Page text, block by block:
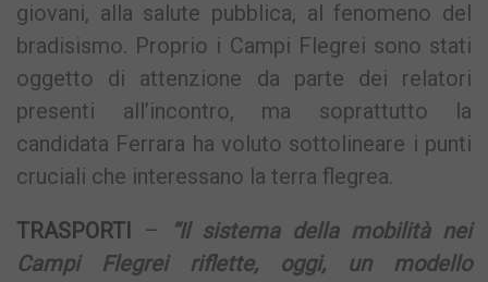
giovani, alla salute pubblica, al fenomeno del
bradisismo. Proprio i Campi Flegrei sono stati
oggetto di attenzione da parte dei relatori
presenti all’incontro, ma soprattutto la
candidata Ferrara ha voluto sottolineare i punti
cruciali che interessano la terra flegrea.
TRASPORTI –
“Il sistema della mobilità nei
Campi Flegrei riflette, oggi, un modello